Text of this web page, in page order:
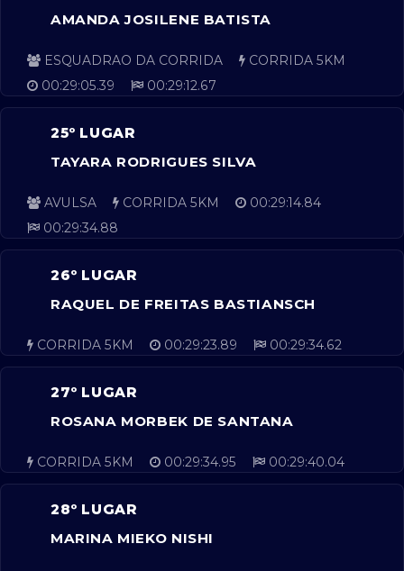
AMANDA JOSILENE BATISTA
ESQUADRAO DA CORRIDA
CORRIDA 5KM
00:29:05.39
00:29:12.67
25º LUGAR
TAYARA RODRIGUES SILVA
AVULSA CORRIDA 5KM
00:29:14.84
00:29:34.88
26º LUGAR
RAQUEL DE FREITAS BASTIANSCH
CORRIDA 5KM 00:29:23.89 00:29:34.62
27º LUGAR
ROSANA MORBEK DE SANTANA
CORRIDA 5KM 00:29:34.95 00:29:40.04
28º LUGAR
MARINA MIEKO NISHI